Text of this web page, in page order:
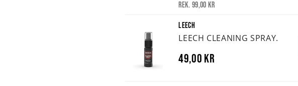
Rek. 99,00 kr
LEECH
LEECH CLEANING SPRAY.
49,00 kr